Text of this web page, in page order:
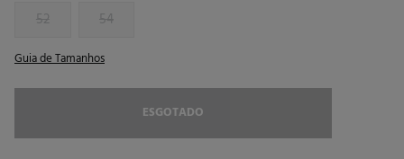
52
54
Guia de Tamanhos
ESGOTADO